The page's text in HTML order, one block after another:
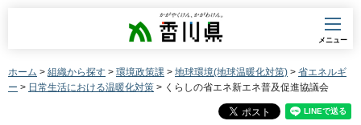
香川県
メニュー
ホーム > 組織から探す > 環境政策課 > 地球環境(地球温暖化対策) > 省エネルギ
ー > 日常生活における温暖化対策 > くらしの省エネ新エネ普及促進協議会